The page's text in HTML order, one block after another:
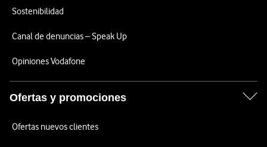
Sostenibilidad
Canal de denuncias – Speak Up
Opiniones Vodafone
Ofertas y promociones
Ofertas nuevos clientes